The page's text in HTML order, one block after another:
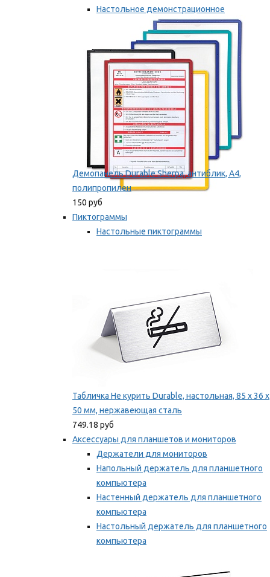
Настольное демонстрационное
оборудование
Мы рекомендуем
Демопанель Durable Sherpa, антиблик, А4,
полипропилен
150 руб
Пиктограммы
Настольные пиктограммы
Табличка Не курить Durable, настольная, 85 x 36 x
50 мм, нержавеющая сталь
749.18 руб
Аксессуары для планшетов и мониторов
Держатели для мониторов
Напольный держатель для планшетного
компьютера
Настенный держатель для планшетного
компьютера
Настольный держатель для планшетного
компьютера